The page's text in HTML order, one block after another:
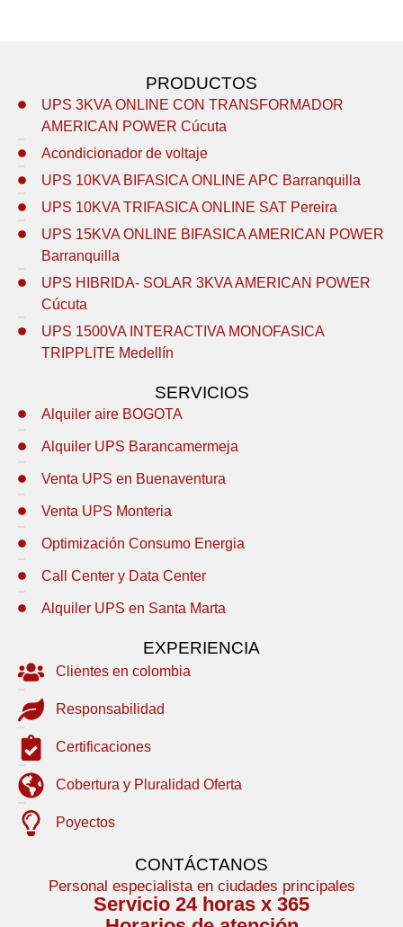
PRODUCTOS
UPS 3KVA ONLINE CON TRANSFORMADOR
AMERICAN POWER Cúcuta
Acondicionador de voltaje
UPS 10KVA BIFASICA ONLINE APC Barranquilla
UPS 10KVA TRIFASICA ONLINE SAT Pereira
UPS 15KVA ONLINE BIFASICA AMERICAN POWER
Barranquilla
UPS HIBRIDA- SOLAR 3KVA AMERICAN POWER
Cúcuta
UPS 1500VA INTERACTIVA MONOFASICA
TRIPPLITE Medellín
SERVICIOS
Alquiler aire BOGOTA
Alquiler UPS Barancamermeja
Venta UPS en Buenaventura
Venta UPS Monteria
Optimización Consumo Energia
Call Center y Data Center
Alquiler UPS en Santa Marta
EXPERIENCIA
Clientes en colombia
Responsabilidad
Certificaciones
Cobertura y Pluralidad Oferta
Poyectos
CONTÁCTANOS
Personal especialista en ciudades principales
Servicio 24 horas x 365